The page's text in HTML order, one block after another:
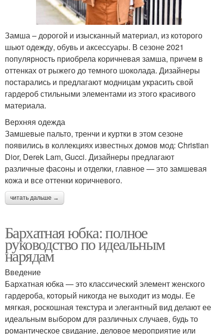
Замша – дорогой и изысканный материал, из которого
шьют одежду, обувь и аксессуары. В сезоне 2021
популярность приобрела коричневая замша, причем в
оттенках от рыжего до темного шоколада. Дизайнеры
постарались и предлагают модницам украсить свой
гардероб стильными элементами из этого красивого
материала.
Верхняя одежда
Замшевые пальто, тренчи и куртки в этом сезоне
появились в коллекциях известных домов мод: Christian
Dior, Derek Lam, Gucci. Дизайнеры предлагают
различные фасоны и отделки, главное — это замшевая
кожа и все оттенки коричневого.
читать дальше →
Бархатная юбка: полное
руководство по идеальным
нарядам
Введение
Бархатная юбка — это классический элемент женского
гардероба, который никогда не выходит из моды. Ее
мягкая, роскошная текстура и элегантный вид делают ее
идеальным выбором для различных случаев, будь то
романтическое свидание, деловое мероприятие или